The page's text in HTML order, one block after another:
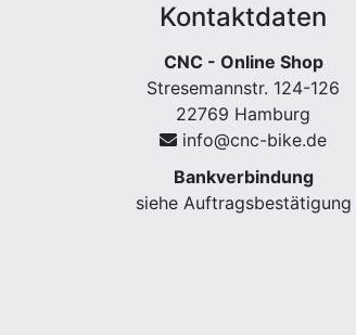
Kontaktdaten
CNC - Online Shop
Stresemannstr. 124-126
22769 Hamburg
info@cnc-bike.de
Bankverbindung
siehe Auftragsbestätigung